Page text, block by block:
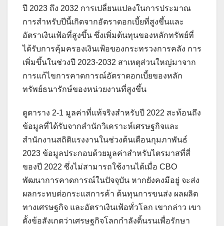
ปี 2023 ถึง 2032 การเปลี่ยนแปลงในการประมาณ
การสำหรับปีนี้เกิดจากอัตราดอกเบี้ยที่สูงขึ้นและ
อัตราเงินเฟ้อที่สูงขึ้น ซึ่งเพิ่มต้นทุนของหลักทรัพย์ที่
ได้รับการคุ้มครองเงินเฟ้อของกระทรวงการคลัง การ
เพิ่มขึ้นในช่วงปี 2023-2032 สาเหตุส่วนใหญ่มาจาก
การแก้ไขการคาดการณ์อัตราดอกเบี้ยของหลัก
ทรัพย์ธนารักษ์ของหน่วยงานที่สูงขึ้น
ดูตาราง 2-1 มูลค่าที่แท้จริงสำหรับปี 2022 สะท้อนถึง
ข้อมูลที่ได้รับจากสำนักวิเคราะห์เศรษฐกิจและ
สำนักงานสถิติแรงงานในช่วงต้นเดือนกุมภาพันธ์
2023 ข้อมูลประกอบด้วยมูลค่าสำหรับไตรมาสที่สี่
ของปี 2022 ซึ่งไม่สามารถใช้งานได้เมื่อ CBO
พัฒนาการคาดการณ์ในปัจจุบัน หากยังคงมีอยู่ จะส่ง
ผลกระทบต่อกระแสการค้า ต้นทุนการขนส่ง ผลผลิต
ทางเศรษฐกิจ และอัตราเงินเฟ้อทั่วโลก เขากล่าว เขา
ตั้งข้อสังเกตว่าเศรษฐกิจโลกกำลังดิ้นรนเพื่อรักษา